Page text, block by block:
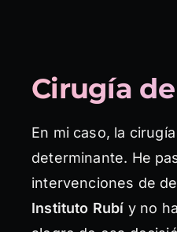
Cirugía
En mi caso, la
determinante. He
intervenciones de
Instituto Rubí y no